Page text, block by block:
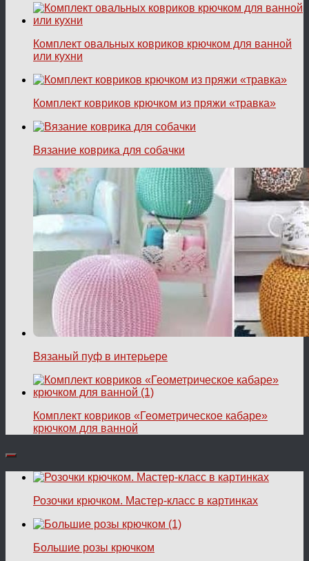
Комплект овальных ковриков крючком для ванной
или кухни
Комплект ковриков крючком из пряжи «травка»
Вязание коврика для собачки
Вязаный пуф в интерьере
Комплект ковриков «Геометрическое кабаре»
крючком для ванной
Розочки крючком. Мастер-класс в картинках
Большие розы крючком